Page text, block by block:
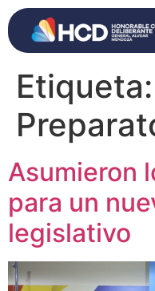
Etiqueta:
Asumieron
para un
legislativo